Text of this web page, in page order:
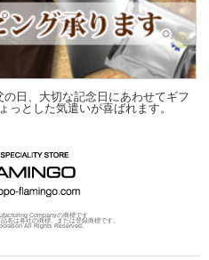
日、大切な記念日にあわせてギフ
っとした気遣いが喜ばれます。
Companyの商標です
名は各社の商標、または登録商標です。
All Rights Reserved.